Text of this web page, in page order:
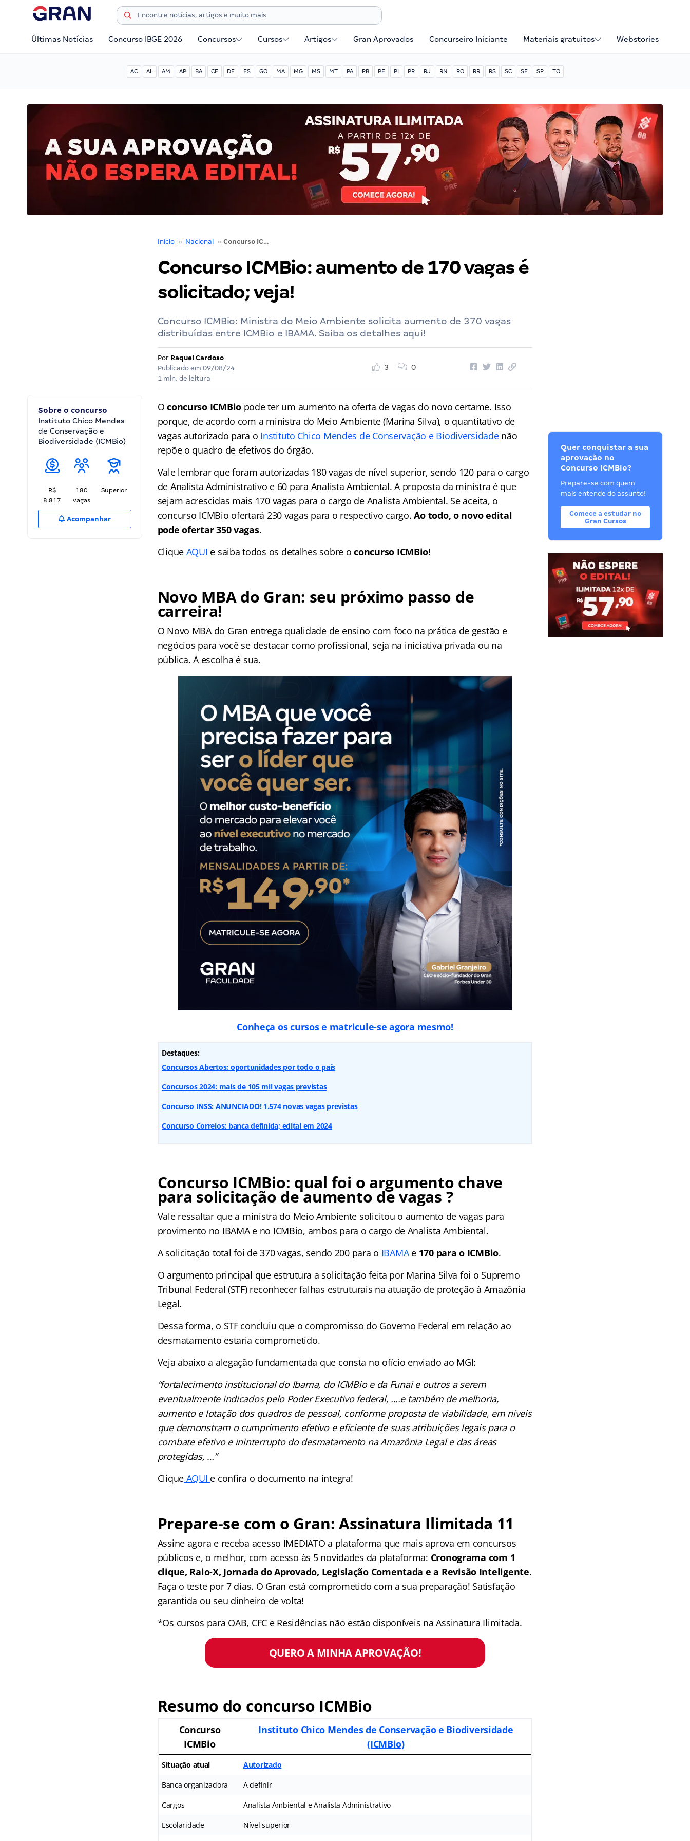
Últimas Notícias Concurso IBGE 2026 Concursos Cursos Artigos Gran Aprovados Concurseiro Iniciante Materiais gratuitos Webstories
AC AL AM AP BA CE DF ES GO MA MG MS MT PA PB PE PI PR RJ RN RO RR RS SC SE SP TO
Início ›› Nacional ›› Concurso ICMBio: aumento de 170 vagas é solicitado; veja!
Concurso ICMBio: aumento de 170 vagas é
solicitado; veja!
Concurso ICMBio: Ministra do Meio Ambiente solicita aumento de 370 vagas
distribuídas entre ICMBio e IBAMA. Saiba os detalhes aqui!
Por Raquel Cardoso
Publicado em 09/08/24
1 min. de leitura
3 0
Sobre o concurso
Instituto Chico Mendes
de Conservação e
Biodiversidade (ICMBio)
R$
8.817
180
vagas
Superior
Acompanhar
O concurso ICMBio pode ter um aumento na oferta de vagas do novo certame. Isso
porque, de acordo com a ministra do Meio Ambiente (Marina Silva), o quantitativo de
vagas autorizado para o Instituto Chico Mendes de Conservação e Biodiversidadenão
repõe o quadro de efetivos do órgão.
Vale lembrar que foram autorizadas 180 vagas de nível superior, sendo 120 para o cargo
de Analista Administrativo e 60 para Analista Ambiental. A proposta da ministra é que
sejam acrescidas mais 170 vagas para o cargo de Analista Ambiental. Se aceita, o
concurso ICMBio ofertará 230 vagas para o respectivo cargo.Ao todo, o novo edital
pode ofertar 350 vagas.
CliqueAQUI e saiba todos os detalhes sobre oconcurso ICMBio!
Novo MBA do Gran: seu próximo passo de
carreira!
O Novo MBA do Gran entrega qualidade de ensino com foco na prática de gestão e
negócios para você se destacar como profissional, seja na iniciativa privada ou na
pública. A escolha é sua.
Conheça os cursos e matricule-se agora mesmo!
Destaques:
Concursos Abertos: oportunidades por todo o país
Concursos 2024: mais de 105 mil vagas previstas
Concurso INSS: ANUNCIADO! 1.574 novas vagas previstas
Concurso Correios: banca definida; edital em 2024
Concurso ICMBio: qual foi o argumento chave
para solicitação de aumento de vagas ?
Vale ressaltar que a ministra do Meio Ambiente solicitou o aumento de vagas para
provimento no IBAMA e no ICMBio, ambos para o cargo de Analista Ambiental.
A solicitação total foi de 370 vagas, sendo 200 para o IBAMA e 170 para o ICMBio.
O argumento principal que estrutura a solicitação feita por Marina Silva foi o Supremo
Tribunal Federal (STF) reconhecer falhas estruturais na atuação de proteção à Amazônia
Legal.
Dessa forma, o STF concluiu que o compromisso do Governo Federal em relação ao
desmatamento estaria comprometido.
Veja abaixo a alegação fundamentada que consta no ofício enviado ao MGI:
“fortalecimento institucional do Ibama, do ICMBio e da Funai e outros a serem
eventualmente indicados pelo Poder Executivo federal, ….e também de melhoria,
aumento e lotação dos quadros de pessoal, conforme proposta de viabilidade, em níveis
que demonstram o cumprimento efetivo e eficiente de suas atribuições legais para o
combate efetivo e ininterrupto do desmatamento na Amazônia Legal e das áreas
protegidas, …”
CliqueAQUI e confira o documento na íntegra!
Prepare-se com o Gran: Assinatura Ilimitada 11
Assine agora e receba acesso IMEDIATO a plataforma que mais aprova em concursos
públicos e, o melhor, com acesso às 5 novidades da plataforma: Cronograma com 1
clique, Raio-X, Jornada do Aprovado, Legislação Comentada e a Revisão Inteligente.
Faça o teste por 7 dias. O Gran está comprometido com a sua preparação! Satisfação
garantida ou seu dinheiro de volta!
*Os cursos para OAB, CFC e Residências não estão disponíveis na Assinatura Ilimitada.
QUERO A MINHA APROVAÇÃO!
Resumo do concurso ICMBio
Concurso
ICMBio
Instituto Chico Mendes de Conservação e Biodiversidade
(ICMBio)
Situação atual Autorizado
Banca organizadora A definir
Cargos Analista Ambiental e Analista Administrativo
Escolaridade Nível superior
Quer conquistar a sua
aprovação no
Concurso ICMBio?
Prepare-se com quem
mais entende do assunto!
Comece a estudar no
Gran Cursos